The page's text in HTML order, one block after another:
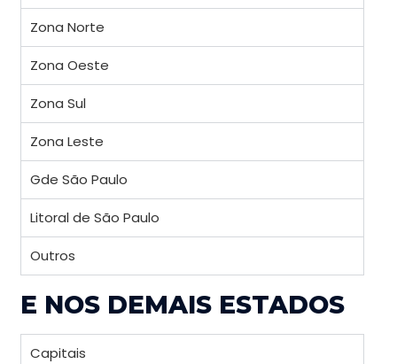
Zona Norte
Zona Oeste
Zona Sul
Zona Leste
Gde São Paulo
Litoral de São Paulo
Outros
E NOS DEMAIS ESTADOS
Capitais